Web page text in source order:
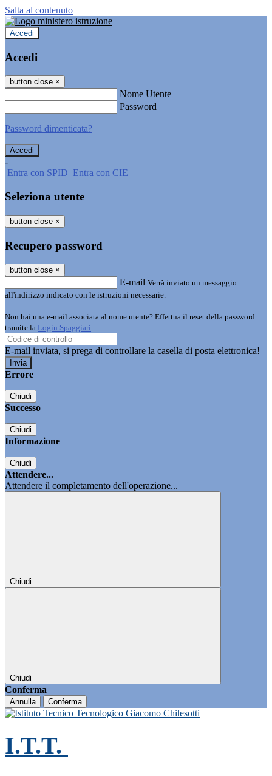
Salta al contenuto
Accedi
Accedi
button close ×
Nome Utente
Password
Password dimenticata?
-
Entra con SPID Entra con CIE
Seleziona utente
button close ×
Recupero password
button close ×
E-mail Verrà inviato un messaggio
all'indirizzo indicato con le istruzioni necessarie.
Non hai una e-mail associata al nome utente? Effettua il reset della password
tramite la Login Spaggiari
E-mail inviata, si prega di controllare la casella di posta elettronica!
Errore
Chiudi
Successo
Chiudi
Informazione
Chiudi
Attendere...
Attendere il completamento dell'operazione...
Chiudi
Chiudi
Conferma
Annulla Conferma
I.T.T.